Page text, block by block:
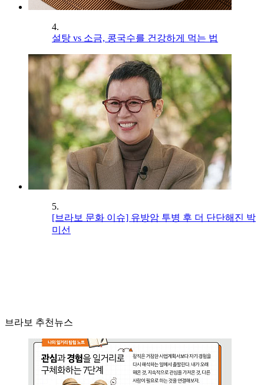
4.
설탕 vs 소금, 콩국수를 건강하게 먹는 법
5.
[브라보 문화 이슈] 유방암 투병 후 더 단단해진 박
미선
브라보 추천뉴스